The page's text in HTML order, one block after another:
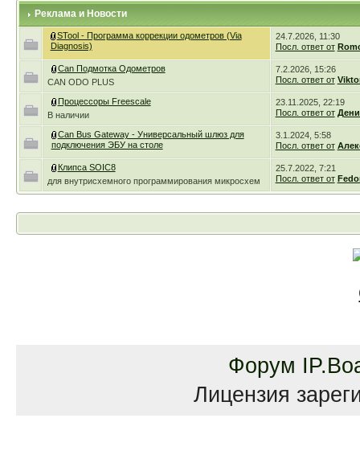
Реклама и Новости
STool - Программа коррекции одометров (Via
Diagnosis)
24.7.2026, 11:30
Посл. ответ от
Can Подмотка Одометров
CAN ODO PLUS
7.2.2026, 15:26
Посл. ответ от
Процессоры Freescale
В наличии
23.11.2025, 22:19
Посл. ответ от
Can Bus Gateway - Универсальный шлюз для
подключения ЭБУ на столе
3.1.2024, 5:58
Посл. ответ от
Клипса SOIC8
для внутрисхемного программирования микросхем
25.7.2022, 7:21
Посл. ответ от
Форум
Лицензия